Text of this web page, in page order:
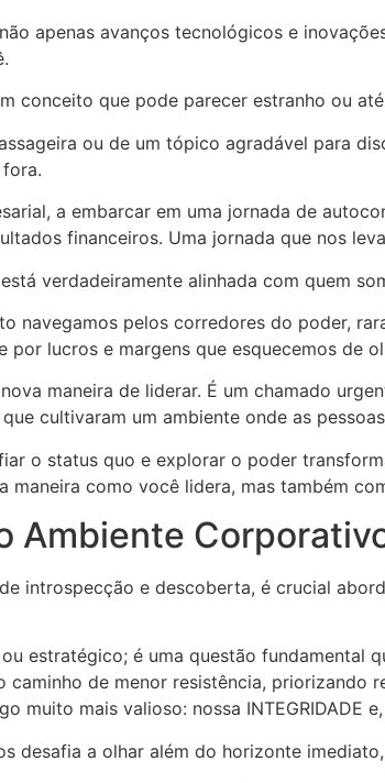
apenas avanços tecnológicos e
conceito que pode parecer estranho ou
ou de um tópico agradável para
a embarcar em uma jornada de
financeiros. Uma jornada que nos
verdadeiramente alinhada com quem
navegamos pelos corredores do poder,
por lucros e margens que esquecemos de
maneira de liderar. É um chamado
cultivaram um ambiente onde as
o status quo e explorar o poder
maneira como você lidera, mas também
Ambiente
introspecção e descoberta, é crucial
estratégico; é uma questão
de menor resistência,
muito mais valioso: nossa INTEGRIDADE
desafia a olhar além do horizonte